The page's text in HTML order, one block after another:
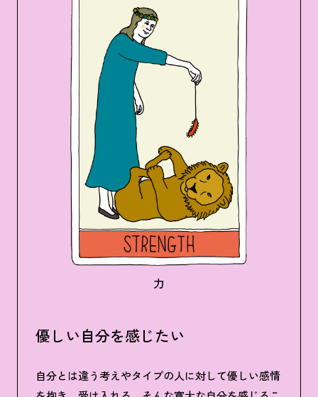
力
優しい自分を感じたい
自分とは違う考えやタイプの人に対して優しい感情